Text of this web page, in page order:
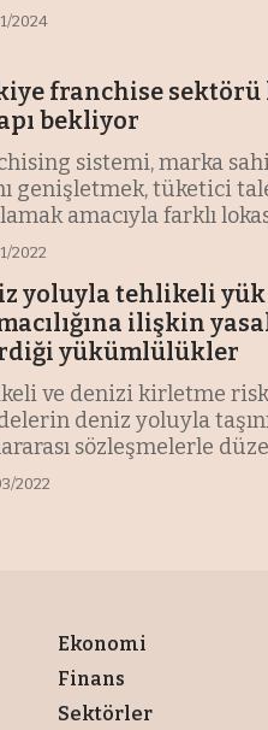
2024
franchise
bekliyor
sistemi, marka
genişletmek, tüketici
amacıyla farklı
2022
yoluyla tehlikeli yük
ilişkin
yükümlülükler
ve denizi kirletme
deniz yoluyla
sözleşmelerle
2022
Ekonomi
Finans
Sektörler